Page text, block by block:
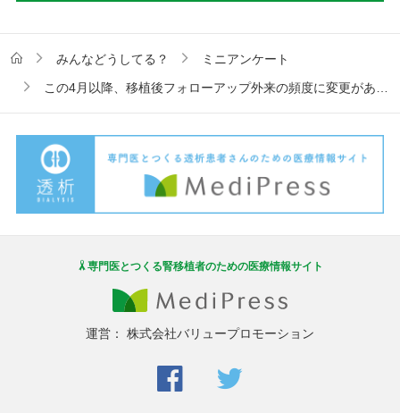
みんなどうしてる？
ミニアンケート
この4月以降、移植後フォローアップ外来の頻度に変更がありましたか？
専門医とつくる腎移植者のための医療情報サイト
運営： 株式会社バリュープロモーション